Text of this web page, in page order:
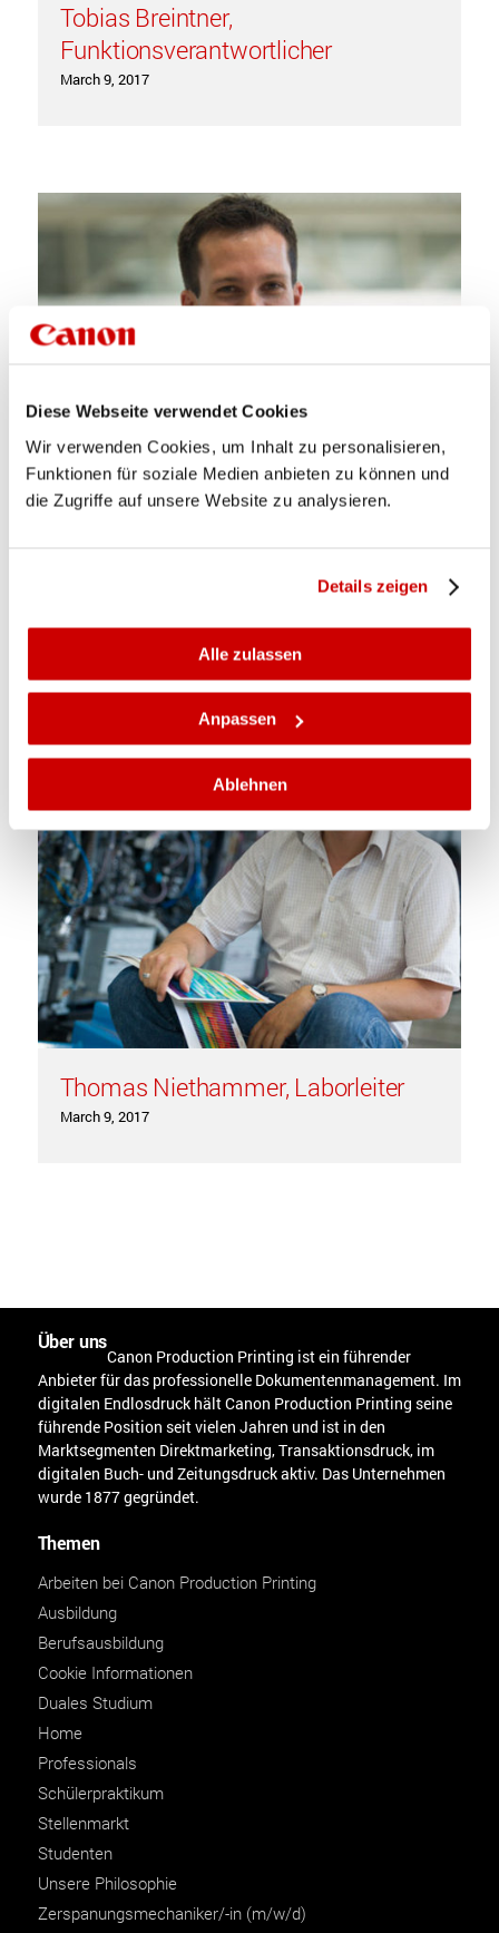
Diese Webseite verwendet Cookies
Wir verwenden Cookies, um Inhalt zu personalisieren,
Funktionen für soziale Medien anbieten zu können und
die Zugriffe auf unsere Website zu analysieren.
Details zeigen
Alle zulassen
Anpassen
Ablehnen
Tobias Breintner,
Funktionsverantwortlicher
March 9, 2017
Christian Stampfer, Leiter Real
Thomas Niethammer, Laborleiter
March 9, 2017
Über uns
Canon Production Printing ist ein führender
Anbieter für das professionelle Dokumentenmanagement. Im
digitalen Endlosdruck hält Canon Production Printing seine
führende Position seit vielen Jahren und ist in den
Marktsegmenten Direktmarketing, Transaktionsdruck, im
digitalen Buch- und Zeitungsdruck aktiv. Das Unternehmen
wurde 1877 gegründet.
Themen
Arbeiten bei Canon Production Printing
Ausbildung
Berufsausbildung
Cookie Informationen
Duales Studium
Home
Professionals
Schülerpraktikum
Stellenmarkt
Studenten
Unsere Philosophie
Zerspanungsmechaniker/-in (m/w/d)